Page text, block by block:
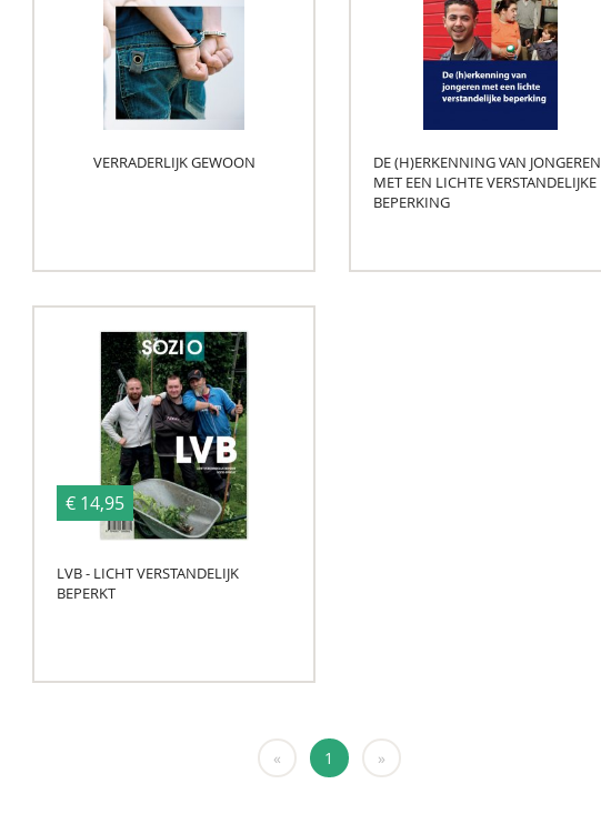
VERRADERLIJK GEWOON
DE (H)ERKENNING VAN JONGEREN
MET EEN LICHTE VERSTANDELIJKE
BEPERKING
€ 14,95
LVB - LICHT VERSTANDELIJK
BEPERKT
« 1 »